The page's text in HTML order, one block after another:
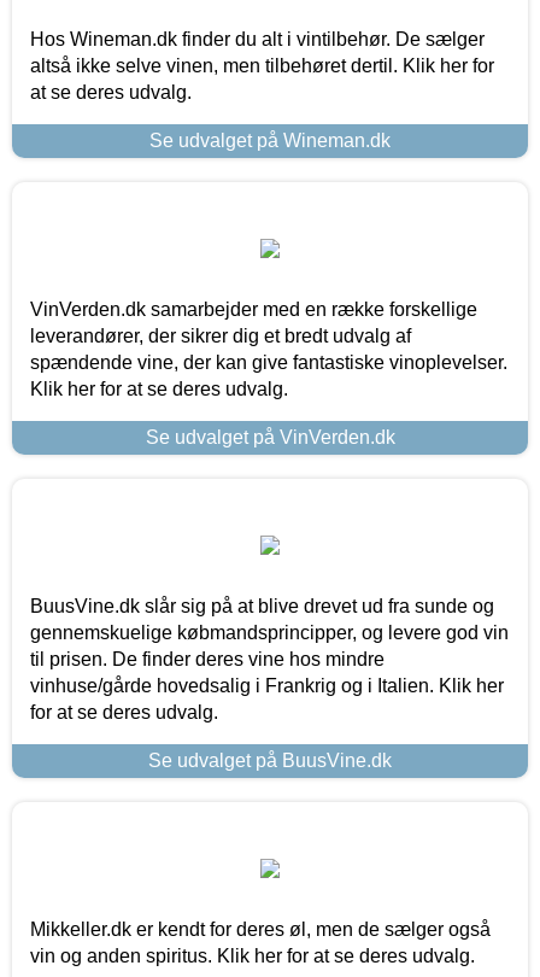
Hos Wineman.dk finder du alt i vintilbehør. De sælger
altså ikke selve vinen, men tilbehøret dertil. Klik her for
at se deres udvalg.
Se udvalget på Wineman.dk
VinVerden.dk samarbejder med en række forskellige
leverandører, der sikrer dig et bredt udvalg af
spændende vine, der kan give fantastiske vinoplevelser.
Klik her for at se deres udvalg.
Se udvalget på VinVerden.dk
BuusVine.dk slår sig på at blive drevet ud fra sunde og
gennemskuelige købmandsprincipper, og levere god vin
til prisen. De finder deres vine hos mindre
vinhuse/gårde hovedsalig i Frankrig og i Italien. Klik her
for at se deres udvalg.
Se udvalget på BuusVine.dk
Mikkeller.dk er kendt for deres øl, men de sælger også
vin og anden spiritus. Klik her for at se deres udvalg.